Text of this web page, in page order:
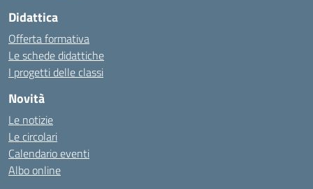
Didattica
Offerta formativa
Le schede didattiche
I progetti delle classi
Novità
Le notizie
Le circolari
Calendario eventi
Albo online